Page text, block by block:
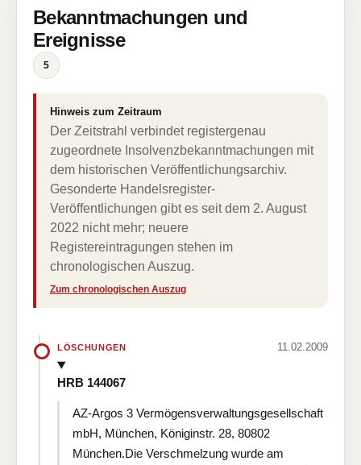
Bekanntmachungen und
Ereignisse
5
Hinweis zum Zeitraum
Der Zeitstrahl verbindet registergenau
zugeordnete Insolvenzbekanntmachungen mit
dem historischen Veröffentlichungsarchiv.
Gesonderte Handelsregister-
Veröffentlichungen gibt es seit dem 2. August
2022 nicht mehr; neuere
Registereintragungen stehen im
chronologischen Auszug.
Zum chronologischen Auszug
LÖSCHUNGEN 11.02.2009
HRB 144067
AZ-Argos 3 Vermögensverwaltungsgesellschaft
mbH, München, Königinstr. 28, 80802
München.Die Verschmelzung wurde am